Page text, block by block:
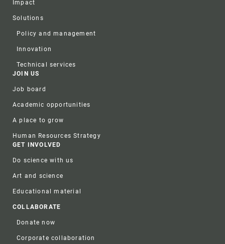
Impact
Solutions
Policy and management
Innovation
Technical services
JOIN US
Job board
Academic opportunities
A place to grow
Human Resources Strategy
GET INVOLVED
Do science with us
Art and science
Educational material
COLLABORATE
Donate now
Corporate collaboration